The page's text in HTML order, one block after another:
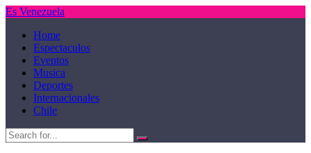
Es Venezuela
Home
Espectaculos
Eventos
Musica
Deportes
Internacionales
Chile